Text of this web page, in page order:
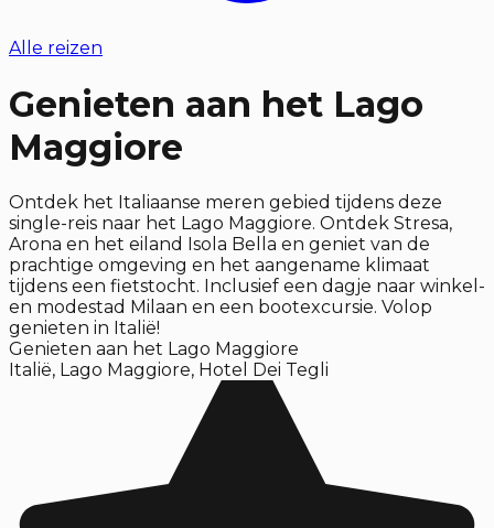
Alle reizen
Genieten aan het Lago
Maggiore
Ontdek het Italiaanse meren gebied tijdens deze
single-reis naar het Lago Maggiore. Ontdek Stresa,
Arona en het eiland Isola Bella en geniet van de
prachtige omgeving en het aangename klimaat
tijdens een fietstocht. Inclusief een dagje naar winkel-
en modestad Milaan en een bootexcursie. Volop
genieten in Italië!
Genieten aan het Lago Maggiore
Italië, Lago Maggiore, Hotel Dei Tegli